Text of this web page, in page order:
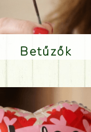
Betűzők